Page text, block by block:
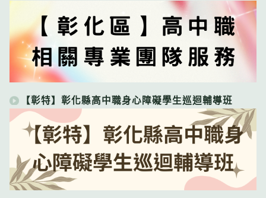
【彰特】彰化縣高中職身心障礙學生巡迴輔導班